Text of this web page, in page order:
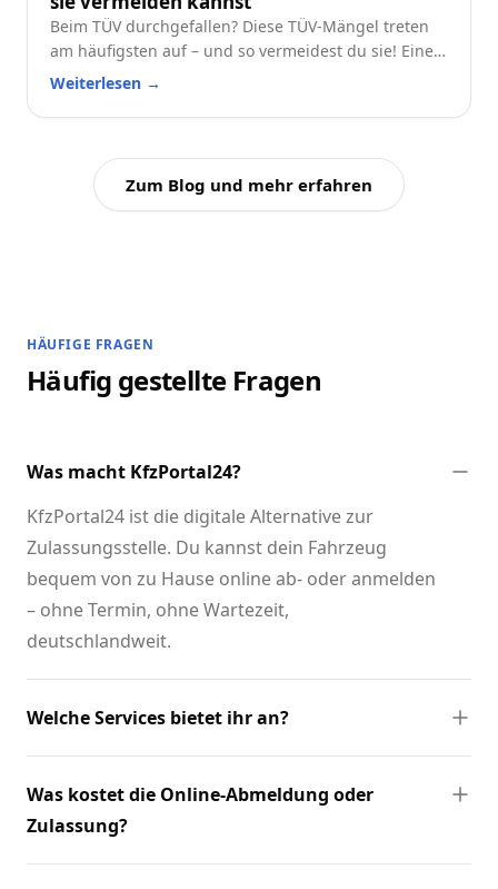
Beim TÜV durchgefallen? Diese TÜV-Mängel treten
am häufigsten auf – und so vermeidest du sie! Eine
praktische Checkliste für alle Autofahrer.
Weiterlesen →
Zum Blog und mehr erfahren
HÄUFIGE FRAGEN
Häufig gestellte Fragen
Was macht KfzPortal24?
KfzPortal24 ist die digitale Alternative zur
Zulassungsstelle. Du kannst dein Fahrzeug
bequem von zu Hause online ab- oder anmelden
– ohne Termin, ohne Wartezeit,
deutschlandweit.
Welche Services bietet ihr an?
Was kostet die Online-Abmeldung oder
Zulassung?